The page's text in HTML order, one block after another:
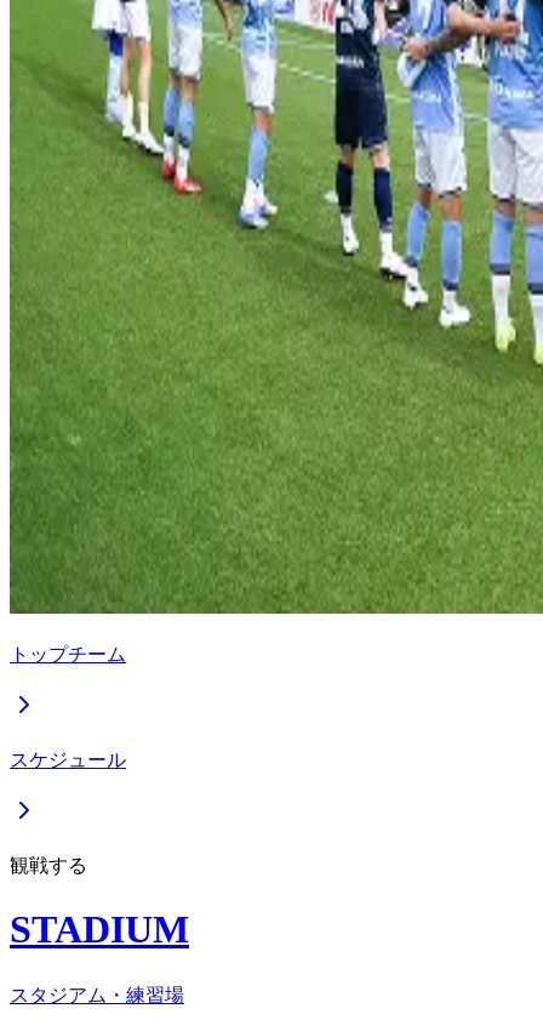
トップチーム
スケジュール
観戦する
STADIUM
スタジアム・練習場